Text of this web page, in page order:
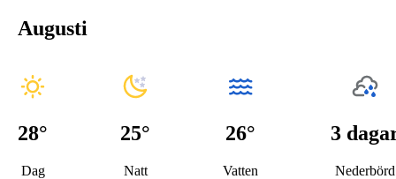
Augusti
28°
Dag
25°
Natt
26°
Vatten
3
Nederbörd